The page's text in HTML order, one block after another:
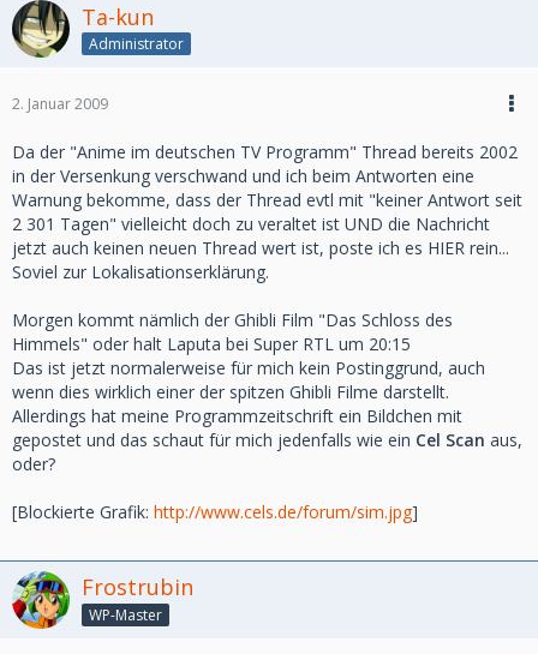
Ta-kun
Administrator
2. Januar 2009
Da der "Anime im deutschen TV Programm" Thread bereits 2002
in der Versenkung verschwand und ich beim Antworten eine
Warnung bekomme, dass der Thread evtl mit "keiner Antwort seit
2 301 Tagen" vielleicht doch zu veraltet ist UND die Nachricht
jetzt auch keinen neuen Thread wert ist, poste ich es HIER rein...
Soviel zur Lokalisationserklärung.
Morgen kommt nämlich der Ghibli Film "Das Schloss des
Himmels" oder halt Laputa bei Super RTL um 20:15
Das ist jetzt normalerweise für mich kein Postinggrund, auch
wenn dies wirklich einer der spitzen Ghibli Filme darstellt.
Allerdings hat meine Programmzeitschrift ein Bildchen mit
gepostet und das schaut für mich jedenfalls wie ein Cel Scan aus,
oder?
[Blockierte Grafik: http://www.cels.de/forum/sim.jpg]
Frostrubin
WP-Master